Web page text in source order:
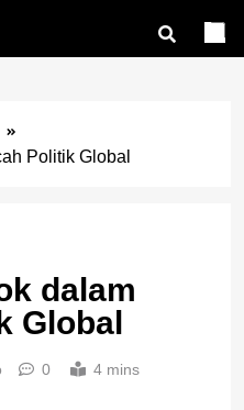
Politik Global
dalam
Global
0 4 mins